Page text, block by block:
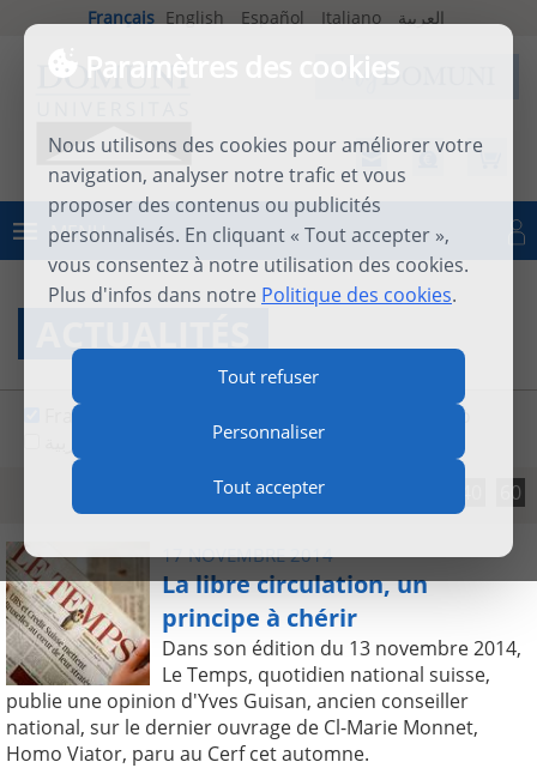
Paramètres des cookies
Nous utilisons des cookies pour améliorer votre
navigation, analyser notre trafic et vous
proposer des contenus ou publicités
personnalisés. En cliquant « Tout accepter »,
vous consentez à notre utilisation des cookies.
Plus d'infos dans notre Politique des cookies.
Tout refuser
Personnaliser
Tout accepter
Français English Español Italiano العربية
MENU Se connecter
Français
Italiano
Résultats par page : 60
17 NOVEMBRE 2014
La libre circulation, un
principe à chérir
Dans son édition du 13 novembre 2014,
Le Temps, quotidien national suisse,
publie une opinion d'Yves Guisan, ancien conseiller
national, sur le dernier ouvrage de Cl-Marie Monnet,
Homo Viator, paru au Cerf cet automne.